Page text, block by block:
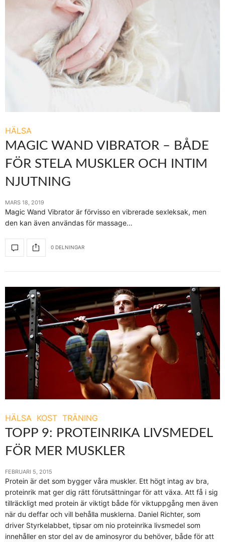
HÄLSA
MAGIC WAND VIBRATOR – BÅDE
FÖR STELA MUSKLER OCH INTIM
NJUTNING
MARS 18, 2019
Magic Wand Vibrator är förvisso en vibrerade sexleksak, men
den kan även användas för massage…
0 DELNINGAR
HÄLSA KOST TRÄNING
TOPP 9: PROTEINRIKA LIVSMEDEL
FÖR MER MUSKLER
FEBRUARI 5, 2015
Protein är det som bygger våra muskler. Ett högt intag av bra,
proteinrik mat ger dig rätt förutsättningar för att växa. Att få i sig
tillräckligt med protein är viktigt både för viktuppgång men även
när du deffar och vill behålla musklerna. Daniel Richter, som
driver Styrkelabbet, tipsar om nio proteinrika livsmedel som
innehåller en stor del av de aminosyror du behöver, både för att